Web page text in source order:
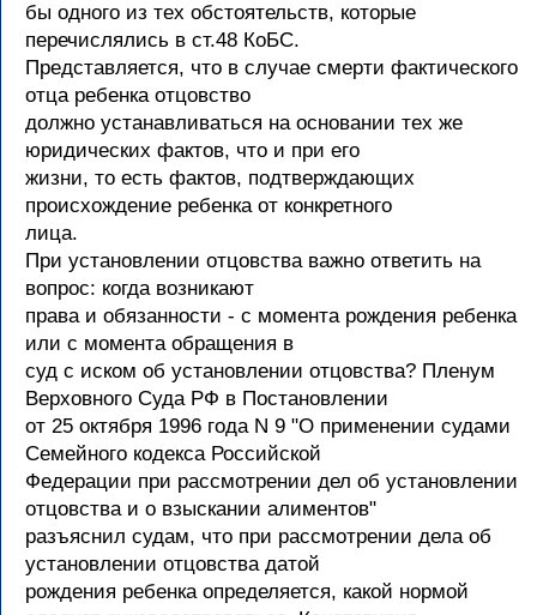
бы одного из тех обстоятельств, которые
перечислялись в ст.48 КоБС.
Представляется, что в случае смерти фактического
отца ребенка отцовство
должно устанавливаться на основании тех же
юридических фактов, что и при его
жизни, то есть фактов, подтверждающих
происхождение ребенка от конкретного
лица.
При установлении отцовства важно ответить на
вопрос: когда возникают
права и обязанности - с момента рождения ребенка
или с момента обращения в
суд с иском об установлении отцовства? Пленум
Верховного Суда РФ в Постановлении
от 25 октября 1996 года N 9 "О применении судами
Семейного кодекса Российской
Федерации при рассмотрении дел об установлении
отцовства и о взыскании алиментов"
разъяснил судам, что при рассмотрении дела об
установлении отцовства датой
рождения ребенка определяется, какой нормой